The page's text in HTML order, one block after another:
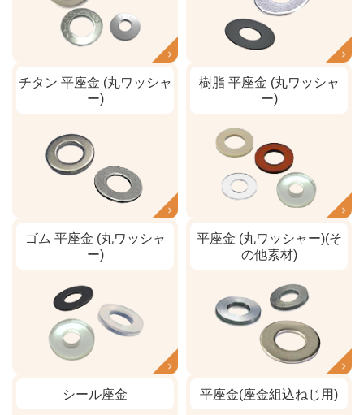
チタン 平座金 (丸ワッシャ
ー)
樹脂 平座金 (丸ワッシャ
ー)
ゴム 平座金 (丸ワッシャ
ー)
平座金 (丸ワッシャー)(そ
の他素材)
シール座金 平座金(座金組込ねじ用)